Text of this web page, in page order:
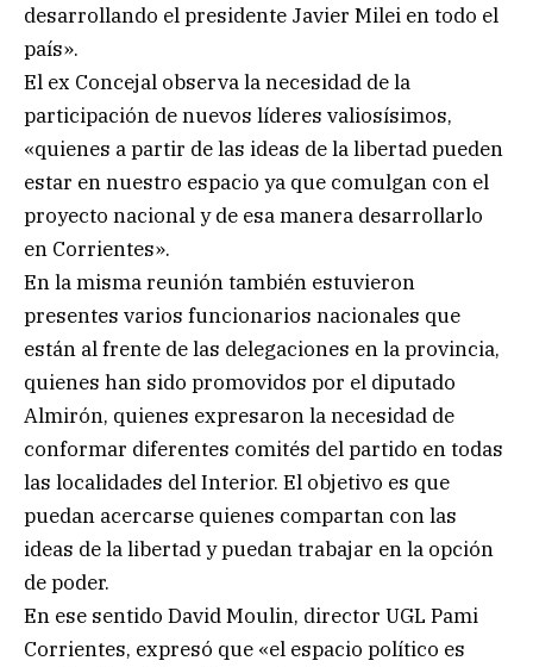
desarrollando el presidente Javier Milei en todo el
país».
El ex Concejal observa la necesidad de la
participación de nuevos líderes valiosísimos,
«quienes a partir de las ideas de la libertad pueden
estar en nuestro espacio ya que comulgan con el
proyecto nacional y de esa manera desarrollarlo
en Corrientes».
En la misma reunión también estuvieron
presentes varios funcionarios nacionales que
están al frente de las delegaciones en la provincia,
quienes han sido promovidos por el diputado
Almirón, quienes expresaron la necesidad de
conformar diferentes comités del partido en todas
las localidades del Interior. El objetivo es que
puedan acercarse quienes compartan con las
ideas de la libertad y puedan trabajar en la opción
de poder.
En ese sentido David Moulin, director UGL Pami
Corrientes, expresó que «el espacio político es